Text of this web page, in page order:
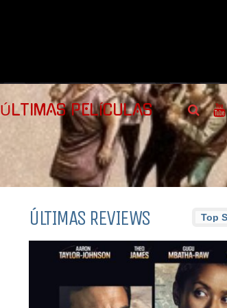
ÚLTIMAS PELÍCULAS
ÚLTIMAS REVIEWS